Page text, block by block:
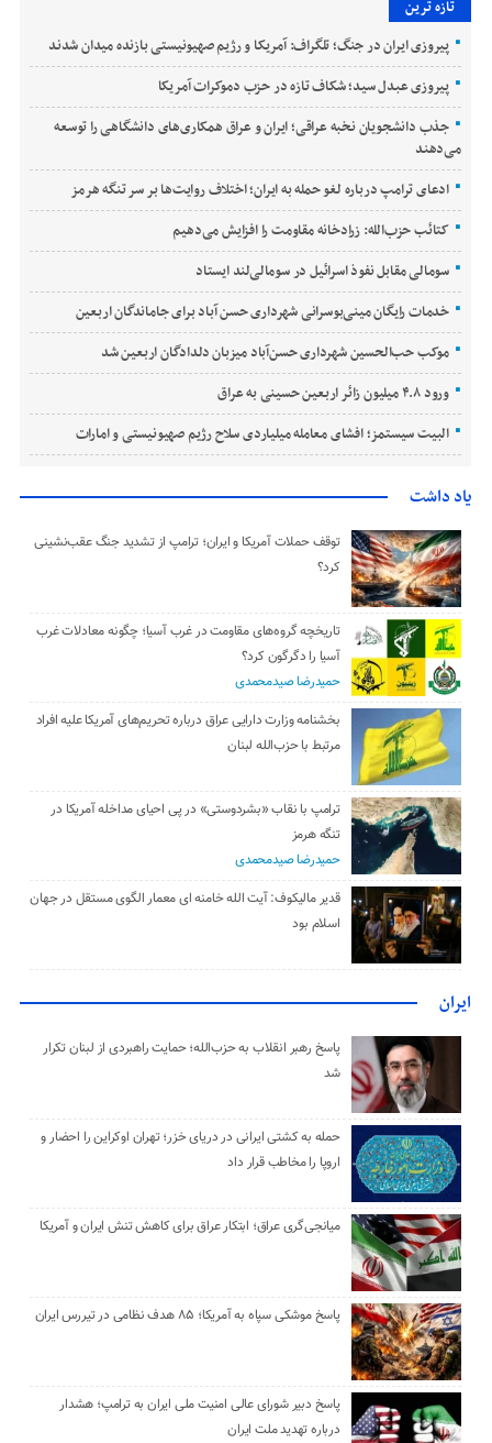
تازه ترین
پیروزی ایران در جنگ؛ تلگراف: آمریکا و رژیم صهیونیستی بازنده میدان شدند
پیروزی عبدل سید؛ شکاف تازه در حزب دموکرات آمریکا
جذب دانشجویان نخبه عراقی؛ ایران و عراق همکاری‌های دانشگاهی را توسعه
می‌دهند
ادعای ترامپ درباره لغو حمله به ایران؛ اختلاف روایت‌ها بر سر تنگه هرمز
کتائب حزب‌الله: زرادخانه مقاومت را افزایش می‌دهیم
سومالی مقابل نفوذ اسرائیل در سومالی‌لند ایستاد
خدمات رایگان مینی‌بوسرانی شهرداری حسن‌ آباد برای جاماندگان اربعین
موکب حب‌الحسین شهرداری حسن‌آباد میزبان دلدادگان اربعین شد
ورود ۴.۸ میلیون زائر اربعین حسینی به عراق
البیت سیستمز؛ افشای معامله میلیاردی سلاح رژیم صهیونیستی و امارات
یاد داشت
توقف حملات آمریکا و ایران؛ ترامپ از تشدید جنگ عقب‌نشینی
کرد؟
تاریخچه گروه‌های مقاومت در غرب آسیا؛ چگونه معادلات غرب
آسیا را دگرگون کرد؟
حمیدرضا صیدمحمدی
بخشنامه وزارت دارایی عراق درباره تحریم‌های آمریکا علیه افراد
مرتبط با حزب‌الله لبنان
ترامپ با نقاب «بشردوستی» در پی احیای مداخله آمریکا در
تنگه هرمز
حمیدرضا صیدمحمدی
قدیر مالیکوف: آیت‌ الله خامنه‌ ای معمار الگوی مستقل در جهان
اسلام بود
ایران
پاسخ رهبر انقلاب به حزب‌الله؛ حمایت راهبردی از لبنان تکرار
شد
حمله به کشتی ایرانی در دریای خزر؛ تهران اوکراین را احضار و
اروپا را مخاطب قرار داد
میانجی‌گری عراق؛ ابتکار عراق برای کاهش تنش ایران و آمریکا
پاسخ موشکی سپاه به آمریکا؛ ۸۵ هدف نظامی در تیررس ایران
پاسخ دبیر شورای عالی امنیت ملی ایران به ترامپ؛ هشدار
درباره تهدید ملت ایران